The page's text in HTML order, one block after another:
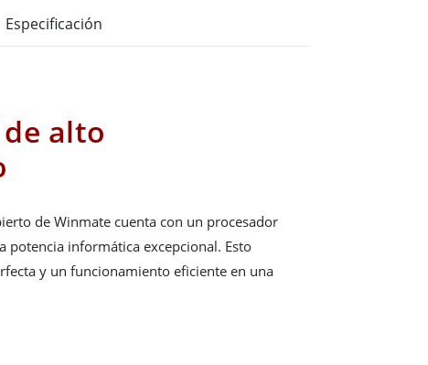
Especificación
de alto
de Winmate cuenta con un procesador
potencia informática excepcional. Esto
y un funcionamiento eficiente en una